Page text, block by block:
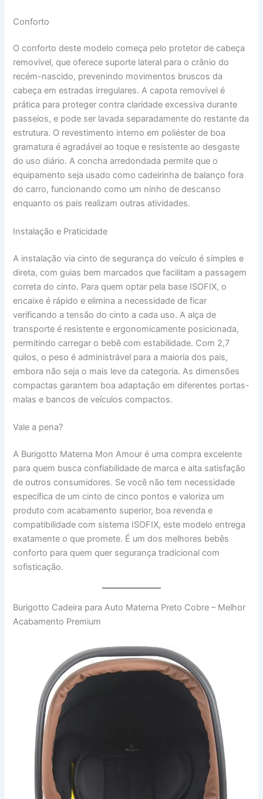
Conforto
O conforto deste modelo começa pelo protetor de cabeça
removível, que oferece suporte lateral para o crânio do
recém-nascido, prevenindo movimentos bruscos da
cabeça em estradas irregulares. A capota removível é
prática para proteger contra claridade excessiva durante
passeios, e pode ser lavada separadamente do restante da
estrutura. O revestimento interno em poliéster de boa
gramatura é agradável ao toque e resistente ao desgaste
do uso diário. A concha arredondada permite que o
equipamento seja usado como cadeirinha de balanço fora
do carro, funcionando como um ninho de descanso
enquanto os pais realizam outras atividades.
Instalação e Praticidade
A instalação via cinto de segurança do veículo é simples e
direta, com guias bem marcados que facilitam a passagem
correta do cinto. Para quem optar pela base ISOFIX, o
encaixe é rápido e elimina a necessidade de ficar
verificando a tensão do cinto a cada uso. A alça de
transporte é resistente e ergonomicamente posicionada,
permitindo carregar o bebê com estabilidade. Com 2,7
quilos, o peso é administrável para a maioria dos pais,
embora não seja o mais leve da categoria. As dimensões
compactas garantem boa adaptação em diferentes portas-
malas e bancos de veículos compactos.
Vale a pena?
A Burigotto Materna Mon Amour é uma compra excelente
para quem busca confiabilidade de marca e alta satisfação
de outros consumidores. Se você não tem necessidade
específica de um cinto de cinco pontos e valoriza um
produto com acabamento superior, boa revenda e
compatibilidade com sistema ISOFIX, este modelo entrega
exatamente o que promete. É um dos melhores bebês
conforto para quem quer segurança tradicional com
sofisticação.
Burigotto Cadeira para Auto Materna Preto Cobre – Melhor
Acabamento Premium